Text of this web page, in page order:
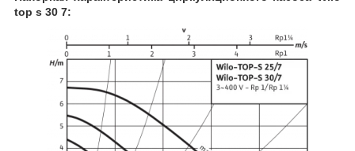
top s 30 7: